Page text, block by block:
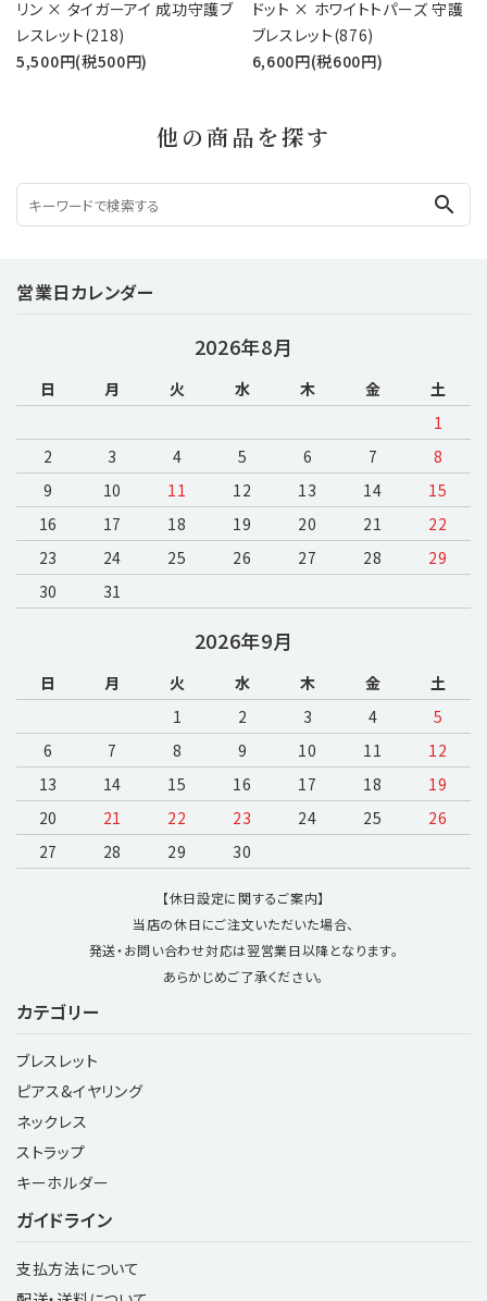
リン × タイガーアイ 成功守護ブ
レスレット(218)
5,500円(税500円)
ドット × ホワイトトパーズ 守護
ブレスレット(876)
6,600円(税600円)
他の商品を探す
search
カテゴリー
ブレスレット
ピアス&イヤリング
ネックレス
ストラップ
キーホルダー
ガイドライン
支払方法について
営業日カレンダー
2026年8月
日 月 火 水 木 金
土
1
2
3 4 5 6 7
8
9
10 11 12 13 14
15
16
17 18 19 20 21
22
23
24 25 26 27 28
29
30
31
2026年9月
日 月 火 水 木 金
土
1
2 3 4
5
6
7 8 9 10 11
12
13
14 15 16 17 18
19
20
21 22 23 24 25
26
27
28 29 30
【休日設定に関するご案内】
当店の休日にご注文いただいた場合、
発送・お問い合わせ対応は翌営業日以降となります。
あらかじめご了承ください。